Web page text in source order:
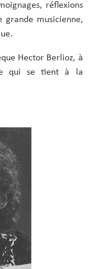
réflexions
grande musicienne,
Hector Berlioz, à
qui se tient à la